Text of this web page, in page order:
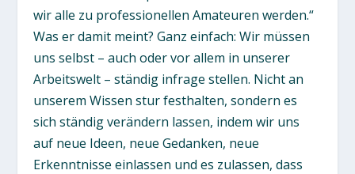
wir alle zu professionellen Amateuren werden.“
Was er damit meint? Ganz einfach: Wir müssen
uns selbst – auch oder vor allem in unserer
Arbeitswelt – ständig infrage stellen. Nicht an
unserem Wissen stur festhalten, sondern es
sich ständig verändern lassen, indem wir uns
auf neue Ideen, neue Gedanken, neue
Erkenntnisse einlassen und es zulassen, dass